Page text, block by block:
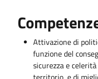
Attivazione di
funzione del
sicurezza e